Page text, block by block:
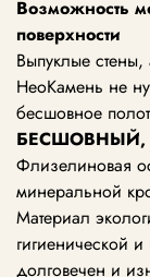
Возможность
поверхности
Выпуклые
НеоКамень не
бесшовное
БЕСШОВНЫЙ,
Флизелиновая
минеральной
Материал
гигиенической
долговечен и